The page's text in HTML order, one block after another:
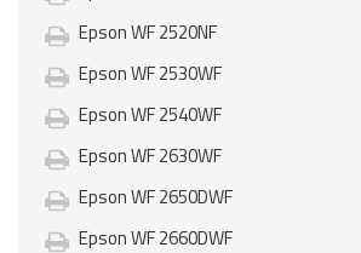
Epson WF 2520NF
Epson WF 2530WF
Epson WF 2540WF
Epson WF 2630WF
Epson WF 2650DWF
Epson WF 2660DWF